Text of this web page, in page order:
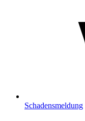
Schadensmeldung